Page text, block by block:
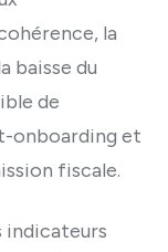
la
baisse du
de
onboarding et
fiscale.
indicateurs